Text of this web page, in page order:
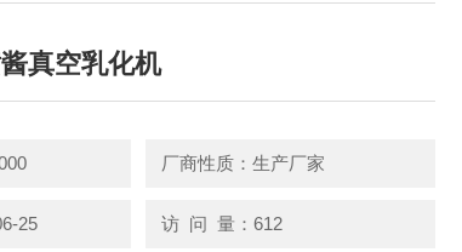
真空乳化机
厂商性质：生产厂家
25 访 问 量：612